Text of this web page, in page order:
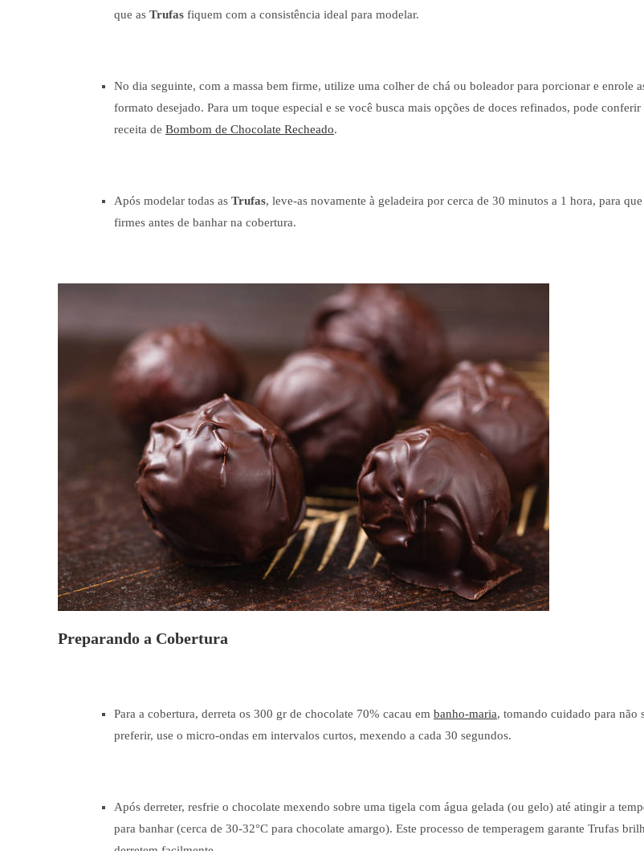
que as Trufas fiquem com a consistência ideal para modelar.
No dia seguinte, com a massa bem firme, utilize uma colher de chá ou boleador para porcionar e enrole
formato desejado. Para um toque especial e se você busca mais opções de doces refinados, pode conferir
receita de Bombom de Chocolate Recheado.
Após modelar todas as Trufas, leve-as novamente à geladeira por cerca de 30 minutos a 1 hora, para
firmes antes de banhar na cobertura.
Preparando a Cobertura
Para a cobertura, derreta os 300 gr de chocolate 70% cacau em banho-maria, tomando cuidado para não
preferir, use o micro-ondas em intervalos curtos, mexendo a cada 30 segundos.
Após derreter, resfrie o chocolate mexendo sobre uma tigela com água gelada (ou gelo) até atingir a
para banhar (cerca de 30-32°C para chocolate amargo). Este processo de temperagem garante Trufas